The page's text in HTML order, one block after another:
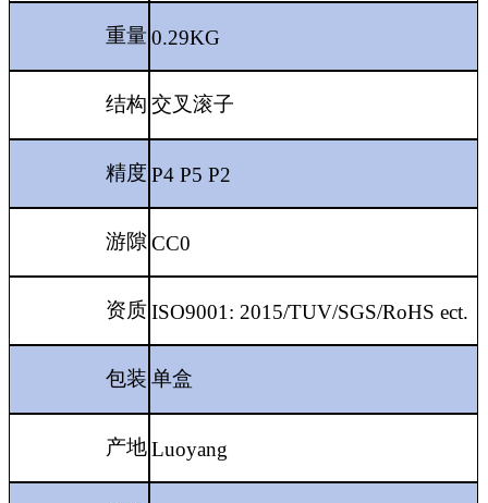
重量 0.29KG
结构 交叉滚子
精度 P4 P5 P2
游隙 CC0
资质 ISO9001: 2015/TUV/SGS/RoHS ect.
包装 单盒
产地 Luoyang